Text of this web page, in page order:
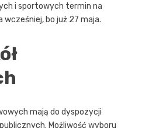
i sportowych termin na
wcześniej, bo już 27 maja.
mają do dyspozycji
Możliwość wyboru